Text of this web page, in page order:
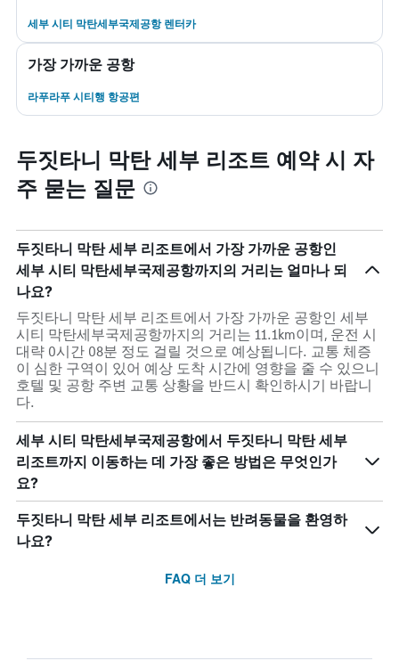
세부 시티 막탄세부국제공항 렌터카
가장 가까운 공항
라푸라푸 시티행 항공편
두짓타니 막탄 세부 리조트 예약 시 자
주 묻는 질문
두짓타니 막탄 세부 리조트에서 가장 가까운 공항인
세부 시티 막탄세부국제공항까지의 거리는 얼마나 되
나요?
두짓타니 막탄 세부 리조트에서 가장 가까운 공항인 세부
시티 막탄세부국제공항까지의 거리는 11.1km이며, 운전 시
대략 0시간 08분 정도 걸릴 것으로 예상됩니다. 교통 체증
이 심한 구역이 있어 예상 도착 시간에 영향을 줄 수 있으니
호텔 및 공항 주변 교통 상황을 반드시 확인하시기 바랍니
다.
세부 시티 막탄세부국제공항에서 두짓타니 막탄 세부
리조트까지 이동하는 데 가장 좋은 방법은 무엇인가
요?
두짓타니 막탄 세부 리조트에서는 반려동물을 환영하
나요?
FAQ 더 보기